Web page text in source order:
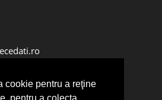
cookie pentru a reţine